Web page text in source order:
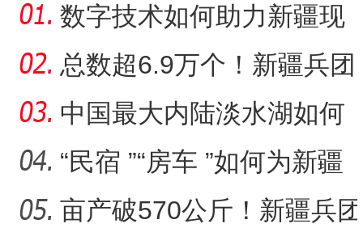
数字技术如何助力新疆现
代农业提档升级？
总数超6.9万个！新疆兵团
古稀老人为何痴迷字谜创
作
中国最大内陆淡水湖如何
做到“渔旅融合”的?
“民宿 ”“房车 ”如何为新疆
文旅高质量发展增添
亩产破570公斤！新疆兵团